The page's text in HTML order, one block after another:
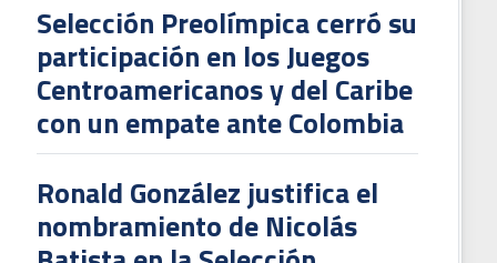
Selección Preolímpica cerró su
participación en los Juegos
Centroamericanos y del Caribe
con un empate ante Colombia
Ronald González justifica el
nombramiento de Nicolás